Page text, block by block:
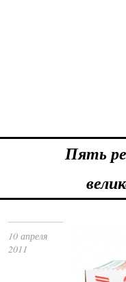
Пять
10 апреля
2011